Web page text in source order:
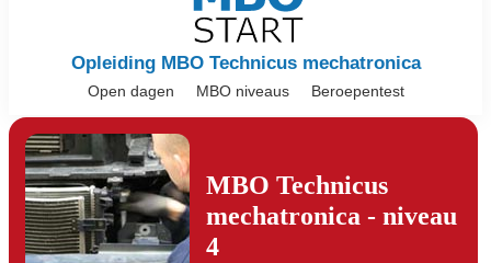
Opleiding MBO Technicus mechatronica
Open dagen MBO niveaus Beroepentest
MBO Technicus
mechatronica - niveau
4